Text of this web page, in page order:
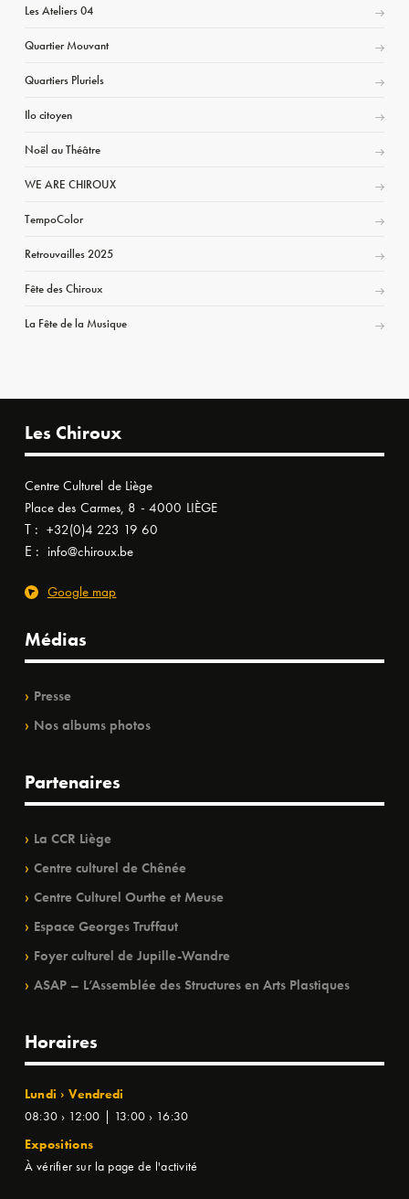
Les Ateliers 04
Quartier Mouvant
Quartiers Pluriels
Ilo citoyen
Noël au Théâtre
WE ARE CHIROUX
TempoColor
Retrouvailles 2025
Fête des Chiroux
La Fête de la Musique
Les Chiroux
Centre Culturel de Liège
Place des Carmes, 8 - 4000 LIÈGE
T : +32(0)4 223 19 60
E : info@chiroux.be
Google map
Médias
Presse
Nos albums photos
Partenaires
La CCR Liège
Centre culturel de Chênée
Centre Culturel Ourthe et Meuse
Espace Georges Truffaut
Foyer culturel de Jupille-Wandre
ASAP – L’Assemblée des Structures en Arts Plastiques
Horaires
Lundi › Vendredi
08:30 › 12:00 | 13:00 › 16:30
Expositions
À vérifier sur la page de l'activité